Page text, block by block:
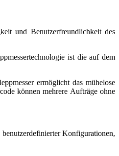
und Benutzerfreundlichkeit des
ist die auf dem
ermöglicht das mühelose
können mehrere Aufträge ohne
Konfigurationen,